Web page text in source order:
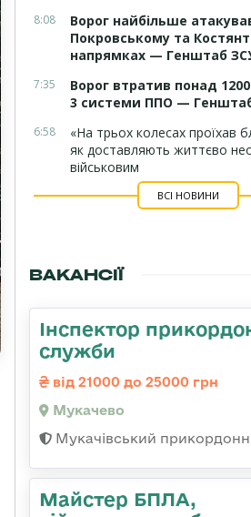
8:08
Ворог найбільше
Покровському та
напрямках — Генштаб
7:35
Ворог втратив понад
3 системи ППО —
6:58
«На трьох колесах проїхав
як доставляють життєво
військовим
ВСІ НОВИНИ
ВАКАНСІЇ
Інспектор
служби
від 21000 до 25000 грн
Мукачево
Мукачівський
Майстер БПЛА,